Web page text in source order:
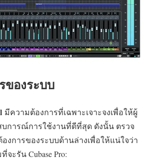
ของระบบ
มีความต้องการที่เฉพาะเจาะจงเพื่อให้ผู้
การณ์การใช้งานที่ดีที่สุด ดังนั้น ตรวจ
งการของระบบด้านล่างเพื่อให้แน่ใจว่า
ะรัน Cubase Pro: